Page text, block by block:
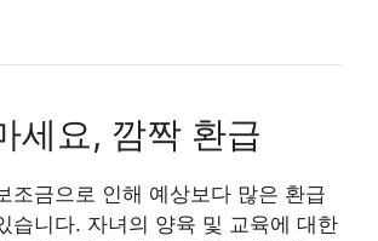
세요, 깜짝 환급
조금으로 인해 예상보다 많은 환급
습니다. 자녀의 양육 및 교육에 대한